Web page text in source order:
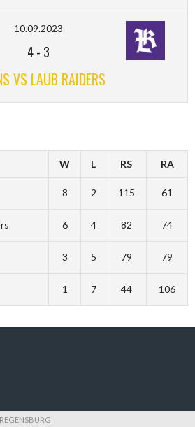
10.09.2023
4- 3
VS LAUB RAIDERS
W L RS RA
8 2 115 61
6 4 82 74
3 5 79 79
1 7 44 106